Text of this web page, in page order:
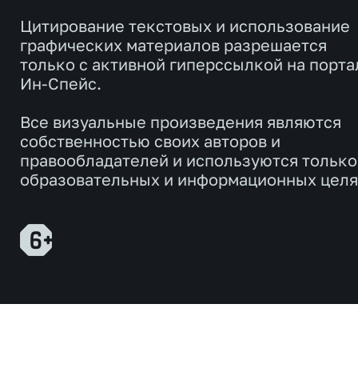
Цитирование текстовых и использование
графических материалов разрешается
только с активной гиперссылкой на
Ин-Спейс.
Все визуальные произведения являются
собственностью своих авторов и
правообладателей и используются
образовательных и информационных